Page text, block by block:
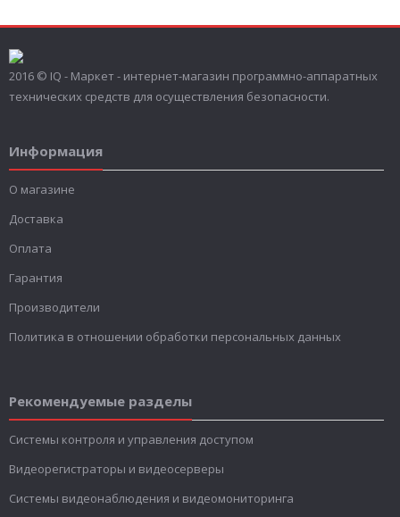
2016 © IQ - Маркет - интернет-магазин программно-аппаратных
технических средств для осуществления безопасности.
Информация
О магазине
Доставка
Оплата
Гарантия
Производители
Политика в отношении обработки персональных данных
Рекомендуемые разделы
Системы контроля и управления доступом
Видеорегистраторы и видеосерверы
Системы видеонаблюдения и видеомониторинга